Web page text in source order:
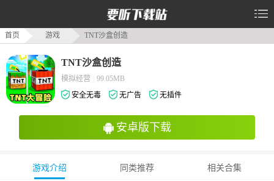
首页 游戏 TNT沙盒创造
TNT沙盒创造
模拟经营
99.05MB
安全无毒
无广告 无插件
安卓版下载
游戏介绍 同类推荐 相关合集